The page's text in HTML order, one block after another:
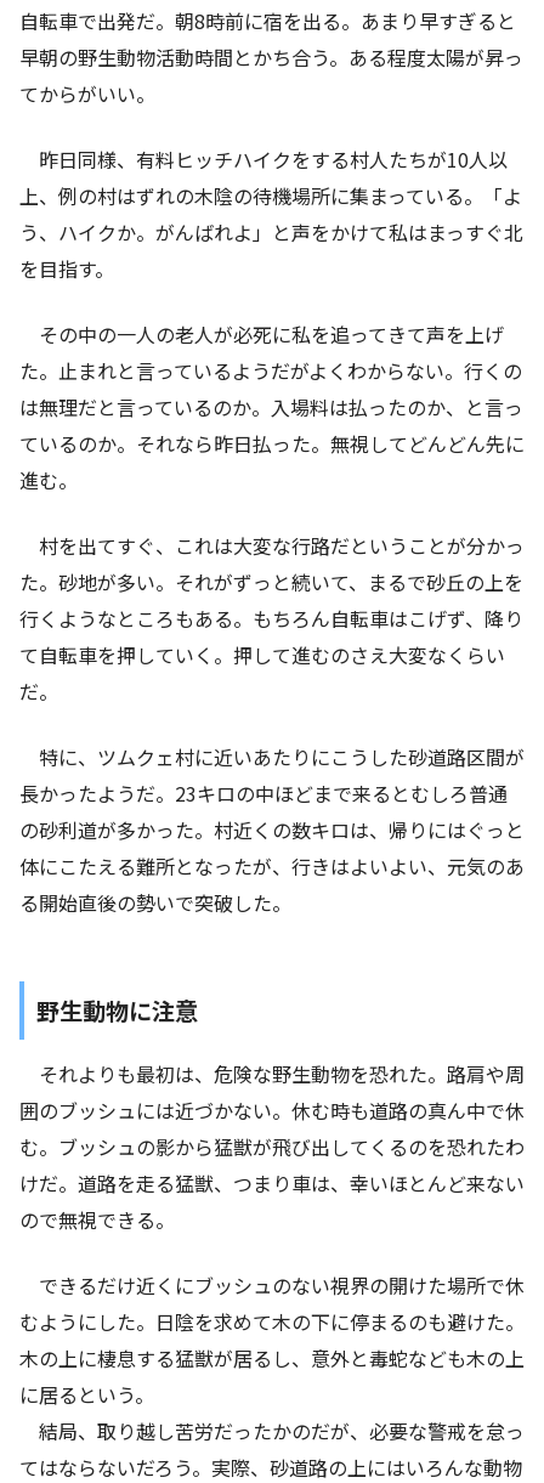
自転車で出発だ。朝8時前に宿を出る。あまり早すぎると
早朝の野生動物活動時間とかち合う。ある程度太陽が昇っ
てからがいい。
昨日同様、有料ヒッチハイクをする村人たちが10人以
上、例の村はずれの木陰の待機場所に集まっている。「よ
う、ハイクか。がんばれよ」と声をかけて私はまっすぐ北
を目指す。
その中の一人の老人が必死に私を追ってきて声を上げ
た。止まれと言っているようだがよくわからない。行くの
は無理だと言っているのか。入場料は払ったのか、と言っ
ているのか。それなら昨日払った。無視してどんどん先に
進む。
村を出てすぐ、これは大変な行路だということが分かっ
た。砂地が多い。それがずっと続いて、まるで砂丘の上を
行くようなところもある。もちろん自転車はこげず、降り
て自転車を押していく。押して進むのさえ大変なくらい
だ。
特に、ツムクェ村に近いあたりにこうした砂道路区間が
長かったようだ。23キロの中ほどまで来るとむしろ普通
の砂利道が多かった。村近くの数キロは、帰りにはぐっと
体にこたえる難所となったが、行きはよいよい、元気のあ
る開始直後の勢いで突破した。
野生動物に注意
それよりも最初は、危険な野生動物を恐れた。路肩や周
囲のブッシュには近づかない。休む時も道路の真ん中で休
む。ブッシュの影から猛獣が飛び出してくるのを恐れたわ
けだ。道路を走る猛獣、つまり車は、幸いほとんど来ない
ので無視できる。
できるだけ近くにブッシュのない視界の開けた場所で休
むようにした。日陰を求めて木の下に停まるのも避けた。
木の上に棲息する猛獣が居るし、意外と毒蛇なども木の上
に居るという。
結局、取り越し苦労だったかのだが、必要な警戒を怠っ
てはならないだろう。実際、砂道路の上にはいろんな動物